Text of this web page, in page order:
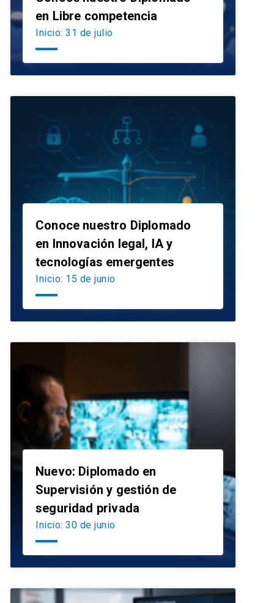
en Libre competencia
Inicio: 31 de julio
Conoce nuestro Diplomado
en Innovación legal, IA y
tecnologías emergentes
Inicio: 15 de junio
Nuevo: Diplomado en
Supervisión y gestión de
seguridad privada
Inicio: 30 de junio